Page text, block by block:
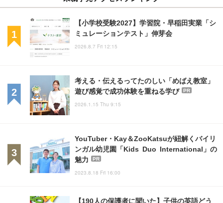
【小学校受験2027】学習院・早稲田実業「シ
ミュレーションテスト」伸芽会
2026.8.7 Fri 12:15
考える・伝えるってたのしい「めばえ教室」
遊び感覚で成功体験を重ねる学び
PR
2026.1.15 Thu 9:15
YouTuber・Kay＆ZooKatsuが紐解くバイリ
ンガル幼児園「Kids Duo International」の
魅力
PR
2023.8.18 Fri 16:00
【190人の保護者に聞いた】子供の英語どう